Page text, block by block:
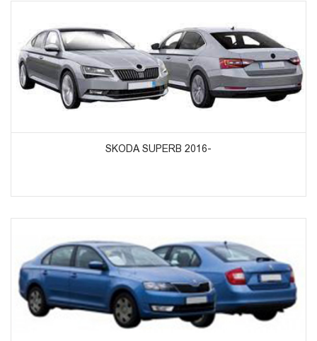
SKODA SUPERB 2016-